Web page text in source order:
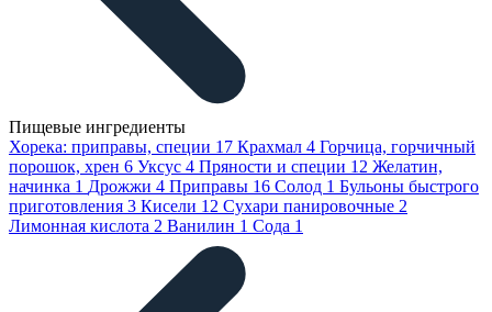
Пищевые ингредиенты
Хорека: приправы, специи 17 Крахмал 4 Горчица, горчичный
порошок, хрен 6 Уксус 4 Пряности и специи 12 Желатин,
начинка 1 Дрожжи 4 Приправы 16 Солод 1 Бульоны быстрого
приготовления 3 Кисели 12 Сухари панировочные 2
Лимонная кислота 2 Ванилин 1 Сода 1